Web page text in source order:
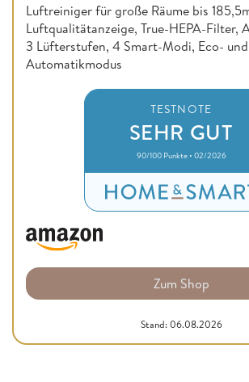
Luftreiniger für große Räume bis
Luftqualitätanzeige, True-HEPA-Filter,
3 Lüfterstufen, 4 Smart-Modi, Eco- und
Automatikmodus
TESTNOTE
SEHR GUT
90/100 Punkte • 02/2026
Zum Shop
Stand: 06.08.2026